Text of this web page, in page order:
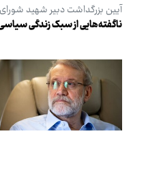
آیین بزرگداشت دبیر شهید
ناگفته‌هایی از سبک زندگی